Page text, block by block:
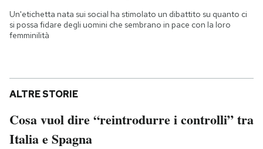
Un'etichetta nata sui social ha stimolato un dibattito su quanto ci
si possa fidare degli uomini che sembrano in pace con la loro
femminilità
ALTRE STORIE
Cosa vuol dire “reintrodurre i controlli” tra
Italia e Spagna